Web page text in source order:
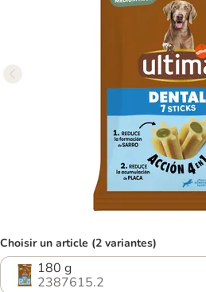
Choisir un article (2 variantes)
180 g
2387615.2